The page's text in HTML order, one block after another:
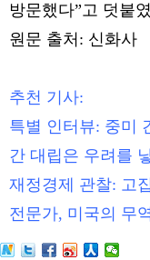
방문했다”고 덧붙
원문 출처: 신화사
추천 기사:
특별 인터뷰: 중미
간 대립은 우려를
재정경제 관찰: 고
전문가, 미국의 무